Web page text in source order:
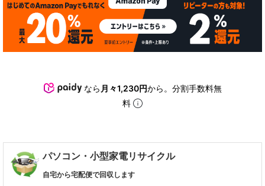
なら 月々1,230円から。分割手数料無
料
パソコン・小型家電リサイクル
自宅から宅配便で回収します